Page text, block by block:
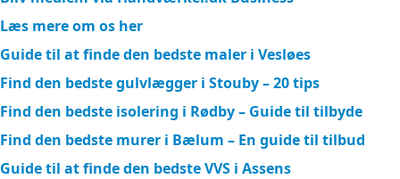
Læs mere om os her
Guide til at finde den bedste maler i Vesløes
Find den bedste gulvlægger i Stouby – 20 tips
Find den bedste isolering i Rødby – Guide til tilbyde
Find den bedste murer i Bælum – En guide til tilbud
Guide til at finde den bedste VVS i Assens